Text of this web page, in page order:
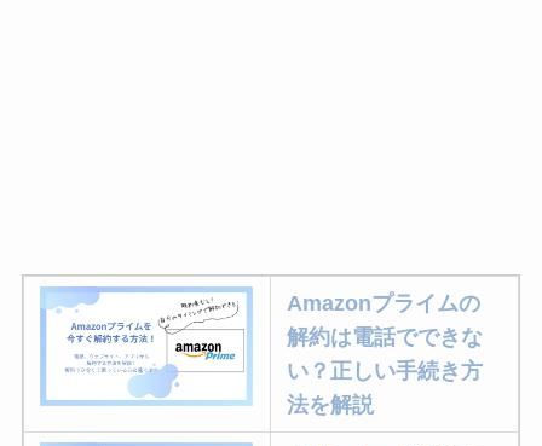
Amazonプライムの
解約は電話でできな
い？正しい手続き方
法を解説